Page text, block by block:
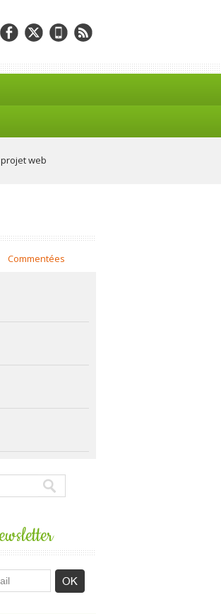
web
Commentées